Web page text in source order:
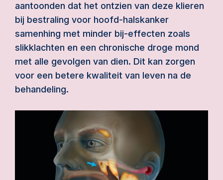
aantoonden dat het ontzien van deze klieren
bij bestraling voor hoofd-halskanker
samenhing met minder bij-effecten zoals
slikklachten en een chronische droge mond
met alle gevolgen van dien. Dit kan zorgen
voor een betere kwaliteit van leven na de
behandeling.